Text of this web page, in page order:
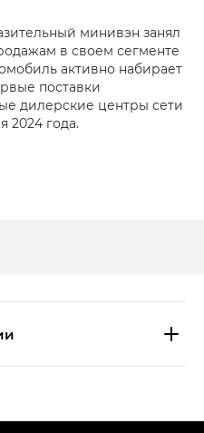
минивэн занял
в своем сегменте
активно набирает
поставки
дилерские центры сети
2024 года.